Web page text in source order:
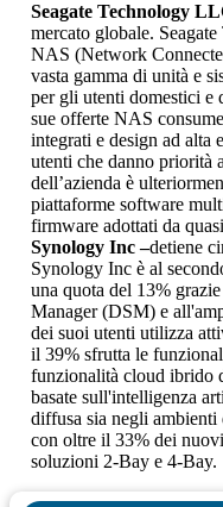
Seagate Technology
mercato globale.
NAS (Network
vasta gamma di unità e
per gli utenti domestici e
sue offerte NAS
integrati e design ad alta
utenti che danno priorità
dell’azienda è
piattaforme software
firmware adottati da
Synology Inc –detiene
Synology Inc è al
una quota del 13%
Manager (DSM) e
dei suoi utenti utilizza
il 39% sfrutta le
funzionalità cloud ibrido
basate sull'intelligenza
diffusa sia negli
con oltre il 33% dei
soluzioni 2-Bay e 4-Bay.